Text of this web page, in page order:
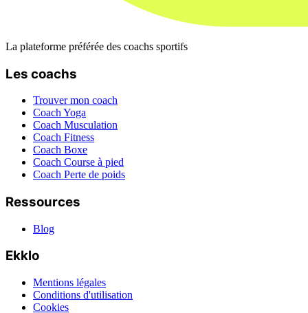
La plateforme préférée des coachs sportifs
Les coachs
Trouver mon coach
Coach Yoga
Coach Musculation
Coach Fitness
Coach Boxe
Coach Course à pied
Coach Perte de poids
Ressources
Blog
Ekklo
Mentions légales
Conditions d'utilisation
Cookies